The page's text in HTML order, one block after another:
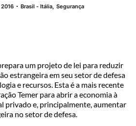
Brasil - Itália,Segurança
um projeto de lei para reduzir
estrangeira em seu setor de defesa
e recursos. Esta é a mais recente
Temer para abrir a economia à
privado e, principalmente, aumentar
no setor de defesa.